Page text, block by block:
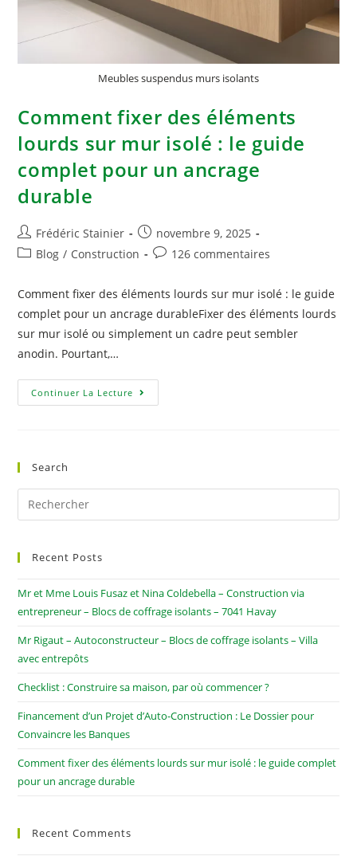
Meubles suspendus murs isolants
Comment fixer des éléments
lourds sur mur isolé : le guide
complet pour un ancrage
durable
Frédéric Stainier
novembre 9, 2025
Blog / Construction 126 commentaires
Comment fixer des éléments lourds sur mur isolé : le guide
complet pour un ancrage durableFixer des éléments lourds
sur mur isolé ou simplement un cadre peut sembler
anodin. Pourtant,…
Continuer La Lecture
Search
Recent Posts
Mr et Mme Louis Fusaz et Nina Coldebella – Construction via
entrepreneur – Blocs de coffrage isolants – 7041 Havay
Mr Rigaut – Autoconstructeur – Blocs de coffrage isolants – Villa
avec entrepôts
Checklist : Construire sa maison, par où commencer ?
Financement d’un Projet d’Auto-Construction : Le Dossier pour
Convaincre les Banques
Comment fixer des éléments lourds sur mur isolé : le guide complet
pour un ancrage durable
Recent Comments